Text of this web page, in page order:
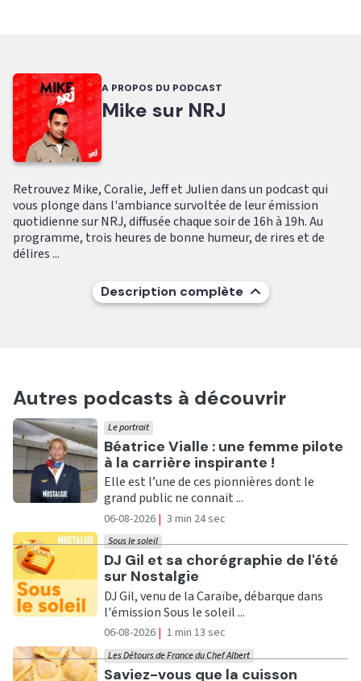
A PROPOS DU PODCAST
Mike sur NRJ
Retrouvez Mike, Coralie, Jeff et Julien dans un podcast qui
vous plonge dans l'ambiance survoltée de leur émission
quotidienne sur NRJ, diffusée chaque soir de 16h à 19h. Au
programme, trois heures de bonne humeur, de rires et de
délires ...
Description complète
Autres podcasts à découvrir
Ecouter
Béatrice Vialle : une femme pilote
à la carrière inspirante !
Le portrait
Elle est l’une de ces pionnières dont le
grand public ne connait ...
06-08-2026 | 3 min 24 sec
Ecouter
DJ Gil et sa chorégraphie de l'été
sur Nostalgie
Sous le soleil
DJ Gil, venu de la Caraïbe, débarque dans
l'émission Sous le soleil ...
06-08-2026 | 1 min 13 sec
Ecouter
Saviez-vous que la cuisson
Les Détours de France du Chef Albert